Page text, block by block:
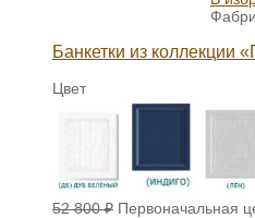
Банкетки из коллекции
Цвет
52 800₽ Первоначальная